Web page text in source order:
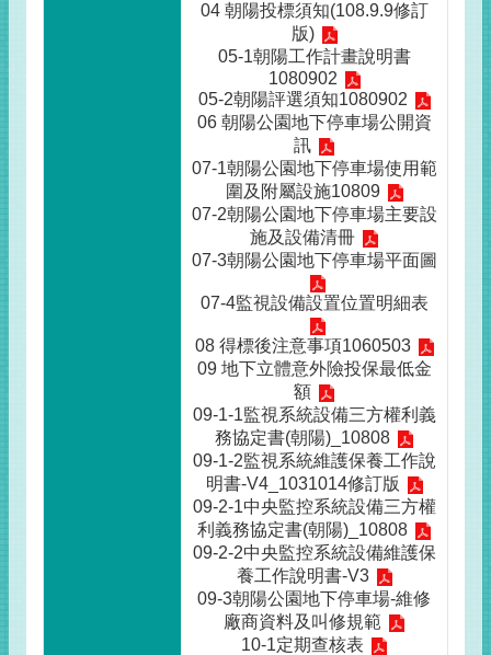
04 朝陽投標須知(108.9.9修訂
版)
05-1朝陽工作計畫說明書
1080902
05-2朝陽評選須知1080902
06 朝陽公園地下停車場公開資
訊
07-1朝陽公園地下停車場使用範
圍及附屬設施10809
07-2朝陽公園地下停車場主要設
施及設備清冊
07-3朝陽公園地下停車場平面圖
07-4監視設備設置位置明細表
08 得標後注意事項1060503
09 地下立體意外險投保最低金
額
09-1-1監視系統設備三方權利義
務協定書(朝陽)_10808
09-1-2監視系統維護保養工作說
明書-V4_1031014修訂版
09-2-1中央監控系統設備三方權
利義務協定書(朝陽)_10808
09-2-2中央監控系統設備維護保
養工作說明書-V3
09-3朝陽公園地下停車場-維修
廠商資料及叫修規範
10-1定期查核表